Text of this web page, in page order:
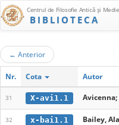
Centrul de Filosofie Antică şi
BIBLIOTECA
← Anterior
Nr. Cota Autor
31 X-avi1.1
32 x-bai1.1 Bailey,